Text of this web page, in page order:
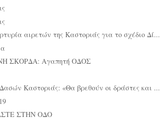
αιρετών της Καστοριάς για το σχέδιο Δί...
ΣΚΟΡΔΑ: Αγαπητή ΟΔΟΣ
Καστοριάς: «Θα βρεθούν οι δράστες και ...
ΣΤΗΝ ΟΔΟ